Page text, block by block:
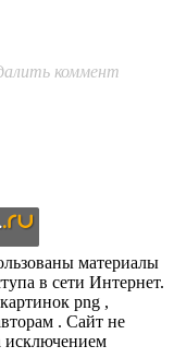
коммент
материалы
в сети Интернет.
png ,
. Сайт не
исключением